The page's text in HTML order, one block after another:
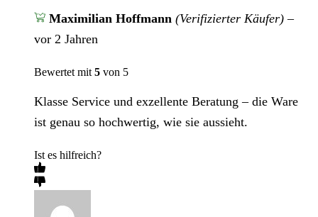
Maximilian Hoffmann (Verifizierter Käufer) –
vor 2 Jahren
Bewertet mit 5 von 5
Klasse Service und exzellente Beratung – die Ware
ist genau so hochwertig, wie sie aussieht.
Ist es hilfreich?